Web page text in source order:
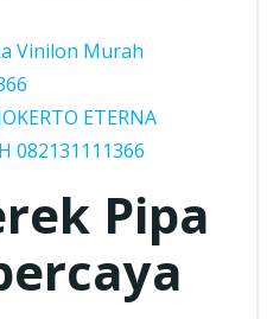
Vinilon Murah
ETERNA
082131111366
Pipa